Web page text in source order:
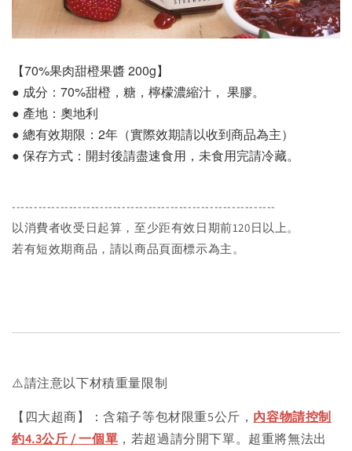
【70%果肉甜橙果醬 200g】
● 成分：70%甜橙，糖，檸檬濃縮汁， 果膠。
● 產地：奧地利
● 總有效期限：2年（實際效期請以收到商品為主）
● 保存方式：開封後請盡速食用，未食用完請冷藏。
------------------------------------------------------------
以消費者收受日起算，至少距有效日期前120日以上。
若有短效期商品，請以商品頁面標示為主。
⚠️請注意以下材積重量限制
【四大超商】：含箱子等包材限重5公斤， 內容物請控制
約4.3公斤 / 一個單 ，若超過請分開下單。超重將無法出